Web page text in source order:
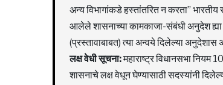
अन्य विभागांकडे हस्तांतरित न करता”
आलेले शासनाच्या कामकाजा-संबंधी अनुदेश
(प्रस्तावाबाबत) त्या अन्वये दिलेल्या
लक्ष वेधी सूचना:महाराष्ट्र विधानसभा नियम
शासनाचे लक्ष वेधून घेण्यासाठी सदस्यांनी